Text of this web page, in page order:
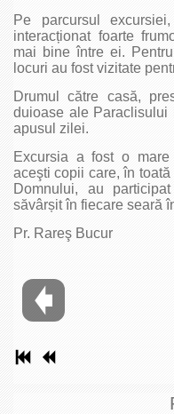
Pe parcursul
interacționat foarte
mai bine între ei.
locuri au fost vizitate
Drumul către casă,
duioase ale Paraclisului
apusul zilei.
Excursia a fost o
aceşti copii care, în
Domnului, au
săvârșit în fiecare seară
Pr. Rareş Bucur